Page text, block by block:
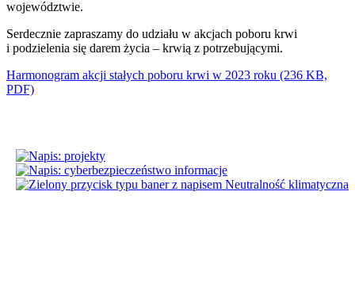
województwie.
Serdecznie zapraszamy do udziału w akcjach poboru krwi
i podzielenia się darem życia – krwią z potrzebującymi.
Harmonogram akcji stałych poboru krwi w 2023 roku (236 KB,
PDF)